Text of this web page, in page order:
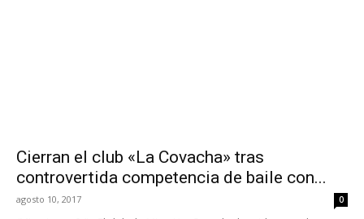
Cierran el club «La Covacha» tras
controvertida competencia de baile con...
agosto 10, 2017 0